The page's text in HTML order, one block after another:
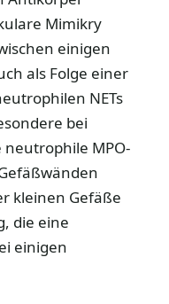
Mimikry
einigen
als Folge einer
NETs
bei
neutrophile MPO-
kleinen Gefäße
die eine
einigen